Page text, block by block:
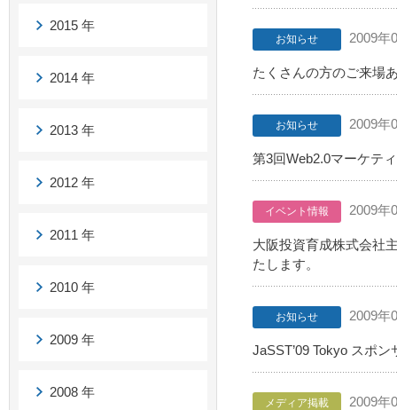
お知らせ 2009年
たくさんの方のご来場
お知らせ 2009年
第3回Web2.0マーケテ
イベント情報 2009年
大阪投資育成株式会社
たします。
お知らせ 2009年
JaSST’09 Tokyo スポ
メディア掲載 2009年
2015 年
2014 年
2013 年
2012 年
2011 年
2010 年
2009 年
2008 年